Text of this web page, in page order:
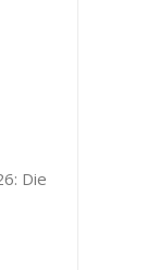
Die